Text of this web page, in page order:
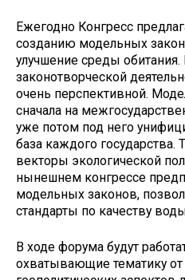
Ежегодно Конгресс
созданию модельных
улучшение среды
законотворческой
очень перспективной.
сначала на
уже потом под него
база каждого
векторы экологической
нынешнем конгрессе
модельных законов,
стандарты по качеству
В ходе форума будут
охватывающие тематику